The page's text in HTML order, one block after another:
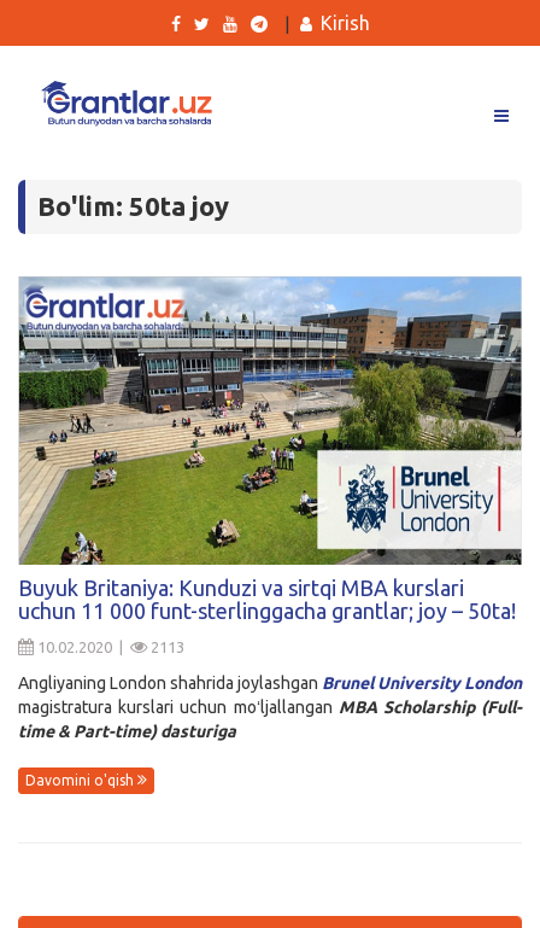
Tanlovlar
Kurslar
Blog
Yana
Qidirish
Kirish
Kirish
Bo'lim: 50ta joy
Buyuk Britaniya: Kunduzi va sirtqi MBA kurslari
uchun 11 000 funt-sterlinggacha grantlar; joy – 50ta!
10.02.2020 | 2113
Angliyaning London shahrida joylashgan Brunel University London
magistratura kurslari uchun moʻljallangan MBA Scholarship (Full-
time & Part-time)dasturiga
Davomini o'qish